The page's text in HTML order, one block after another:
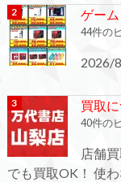
ゲー
44件の
2026/
買取
40件の
店舗
でも買取OK！ 使